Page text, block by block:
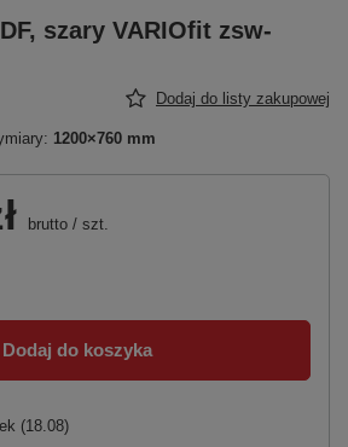
szary VARIOfit zsw-
Dodaj do listy zakupowej
1200×760 mm
brutto / szt.
Dodaj do koszyka
(18.08)